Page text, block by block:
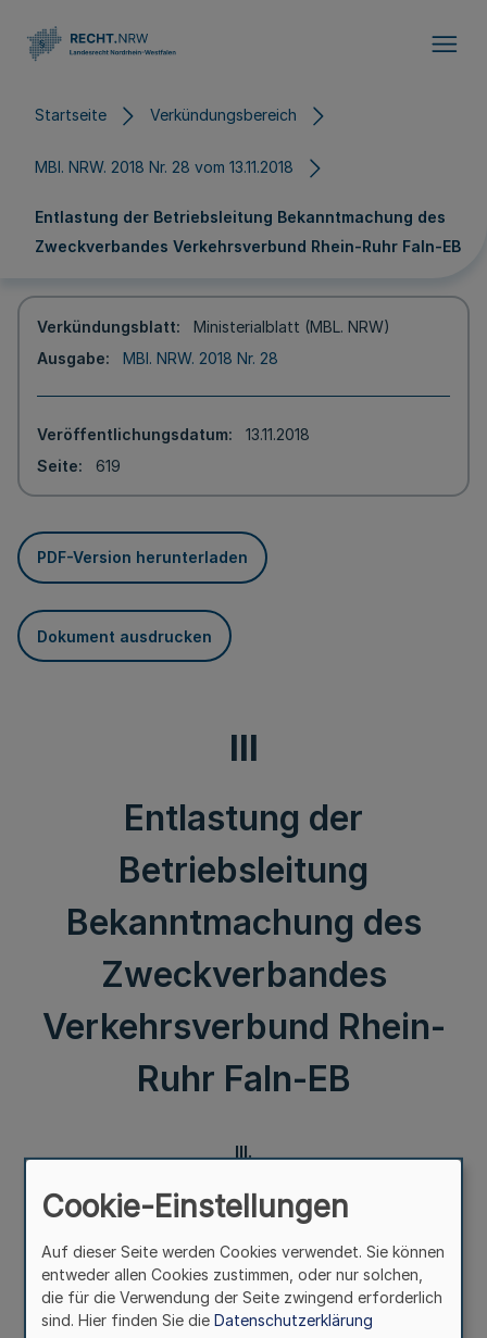
Startseite Verkündungsbereich
MBl. NRW. 2018 Nr. 28 vom 13.11.2018
Entlastung der Betriebsleitung Bekanntmachung des
Zweckverbandes Verkehrsverbund Rhein-Ruhr FaIn-EB
Verkündungsblatt
Ministerialblatt (MBL. NRW)
Ausgabe
MBl. NRW. 2018 Nr. 28
Veröffentlichungsdatum
13.11.2018
Seite
619
PDF-Version herunterladen
Dokument ausdrucken
III
Entlastung der
Betriebsleitung
Bekanntmachung des
Zweckverbandes
Verkehrsverbund Rhein-
Ruhr FaIn-EB
III.
Bekanntmachung des Zweckverbandes Verkehrsverbund
Rhein-Ruhr FaIn-EB
Cookie-Einstellungen
Auf dieser Seite werden Cookies verwendet. Sie können
entweder allen Cookies zustimmen, oder nur solchen,
die für die Verwendung der Seite zwingend erforderlich
sind. Hier finden Sie die Datenschutzerklärung